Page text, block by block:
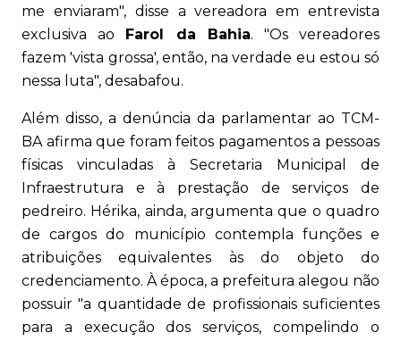
me enviaram", disse a vereadora em entrevista
exclusiva ao
Farol da Bahia. "Os vereadores
fazem 'vista grossa', então, na verdade eu estou só
nessa luta", desabafou.
Além disso, a denúncia da parlamentar ao TCM-
BA afirma que foram feitos pagamentos a pessoas
físicas vinculadas à Secretaria Municipal de
Infraestrutura e à prestação de serviços de
pedreiro. Hérika, ainda, argumenta que o quadro
de cargos do município contempla funções e
atribuições equivalentes às do objeto do
credenciamento. À época, a prefeitura alegou não
possuir "a quantidade de profissionais suficientes
para a execução dos serviços, compelindo o